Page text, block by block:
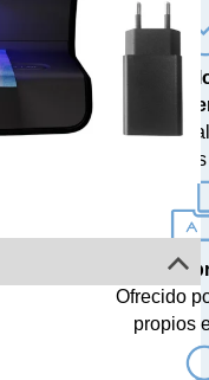
última
Con
de
Soporte
Ofrecido
propios